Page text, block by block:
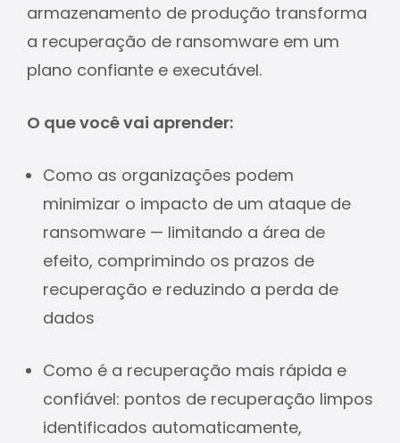
armazenamento de produção transforma
a recuperação de ransomware em um
plano confiante e executável.
O que você vai aprender:
Como as organizações podem
minimizar o impacto de um ataque de
ransomware — limitando a área de
efeito, comprimindo os prazos de
recuperação e reduzindo a perda de
dados
Como é a recuperação mais rápida e
confiável: pontos de recuperação limpos
identificados automaticamente,